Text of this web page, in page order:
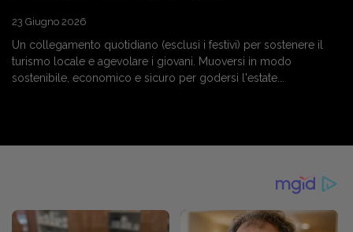
23 Giugno 2026
Un collegamento quotidiano (esclusi i festivi) per sostenere il
turismo locale e agevolare i giovani. Muoversi in modo
sostenibile, economico e sicuro per godersi l'estate...